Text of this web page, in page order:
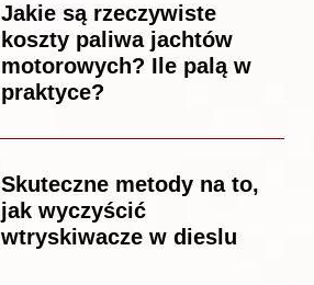
Jakie są rzeczywiste
koszty paliwa jachtów
motorowych? Ile palą w
praktyce?
Skuteczne metody na to,
jak wyczyścić
wtryskiwacze w dieslu